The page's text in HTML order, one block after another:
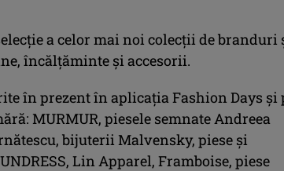
a celor mai noi colecții de branduri
încălțăminte și accesorii.
în prezent în aplicația Fashion Days și
MURMUR, piesele semnate Andreea
bijuterii Malvensky, piese și
Lin Apparel, Framboise, piese